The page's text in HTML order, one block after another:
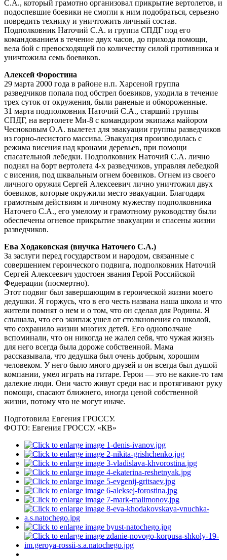
С.А., который грамотно организовал прикрытие вертолетов, и
подоспевшие боевики не смогли к ним подобраться, серьезно
повредить технику и уничтожить личный состав.
Подполковник Наточий С.А. и группа СПДГ под его
командованием в течение двух часов, до прихода помощи,
вела бой с превосходящей по количеству силой противника и
уничтожила семь боевиков.
Алексей Форостина
29 марта 2000 года в районе н.п. Харсеной группа
разведчиков попала под обстрел боевиков, уходила в течение
трех суток от окружения, были раненые и обмороженные.
31 марта подполковник Наточий С.А., старший группы
СПДГ, на вертолете Ми-8 с командиром экипажа майором
Чесноковым О.А. вылетел для эвакуации группы разведчиков
из горно-лесистого массива. Эвакуация производилась с
режима висения над кронами деревьев, при помощи
спасательной лебедки. Подполковник Наточий С.А. лично
поднял на борт вертолета 4-х разведчиков, управляя лебедкой
с висения, под шквальным огнем боевиков. Огнем из своего
личного оружия Сергей Алексеевич лично уничтожил двух
боевиков, которые окружили место эвакуации. Благодаря
грамотным действиям и личному мужеству подполковника
Наточего С.А., его умелому и грамотному руководству были
обеспечены огневое прикрытие эвакуации и спасены жизни
разведчиков.
Ева Ходаковская (внучка Наточего С.А.)
За заслуги перед государством и народом, связанные с
совершением героического подвига, подполковник Наточий
Сергей Алексеевич удостоен звания Герой Российской
Федерации (посмертно).
Этот подвиг был завершающим в героической жизни моего
дедушки. Я горжусь, что в его честь названа наша школа и что
жители помнят о нем и о том, что он сделал для Родины. Я
слышала, что его экипаж ушел от столкновения со школой,
что сохранило жизни многих детей. Его однополчане
вспоминали, что он никогда не жалел себя, что чужая жизнь
для него всегда была дороже собственной. Мама
рассказывала, что дедушка был очень добрым, хорошим
человеком. У него было много друзей и он всегда был душой
компании, умел играть на гитаре. Герои — это не какие-то там
далекие люди. Они часто живут среди нас и протягивают руку
помощи, спасают ближнего, иногда ценой собственной
жизни, потому что не могут иначе.
Подготовила Евгения ГРОССУ.
ФОТО: Евгения ГРОССУ. «КВ»